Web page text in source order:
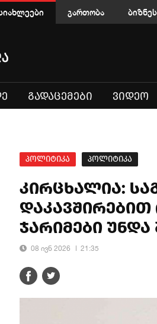
გართობა
ᲒᲐᲓᲐᲪᲔᲛᲔᲑᲘ ᲕᲘᲓᲔᲝ
პოლიტიკა პოლიტიკა
კირცხალია:
დაკავშირებით
ჯარიმები უნდა
08 ივნ 2026 21:35